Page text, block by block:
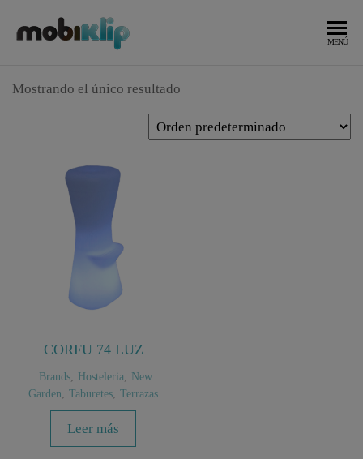
MENÚ
Mostrando el único resultado
CORFU 74 LUZ
Brands, Hosteleria
New
Garden
Taburetes Terrazas
Leer más